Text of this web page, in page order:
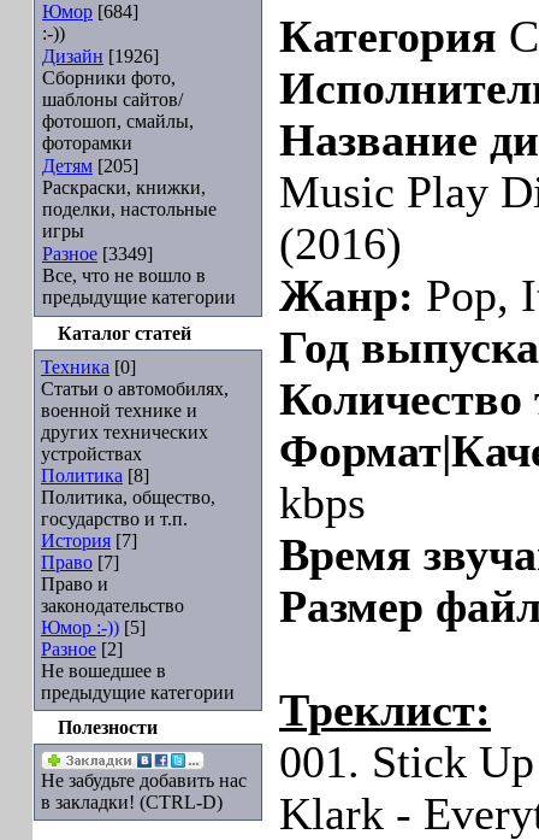
Юмор [684]
:-))
Дизайн [1926]
Сборники фото,
шаблоны сайтов/
фотошоп, смайлы,
фоторамки
Детям [205]
Раскраски, книжки,
поделки, настольные
игры
Разное [3349]
Все, что не вошло в
предыдущие категории
Каталог статей
Техника [0]
Статьи о автомобилях,
военной технике и
других технических
устройствах
Политика [8]
Политика, общество,
государство и т.п.
История [7]
Право [7]
Право и
законодательство
Юмор :-)) [5]
Разное [2]
Не вошедшее в
предыдущие категории
Полезности
Не забудьте добавить нас
в закладки! (CTRL-D)
Категория
Название
Music Play
(2016)
Жанр: Pop,
Год
Количество
kbps
Время
Размер
Треклист:
001. Stick
Klark -